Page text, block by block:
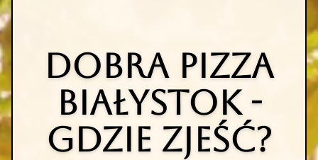
Dobra pizza
Białystok -
gdzie zjeść?